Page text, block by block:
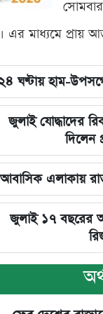
এর মাধ্যমে প্রায়
ঘণ্টায় হাম-
জুলাই যোদ্ধাদের
দিলেন
আবাসিক এলাকায় রাত
জুলাই ১৭ বছরের